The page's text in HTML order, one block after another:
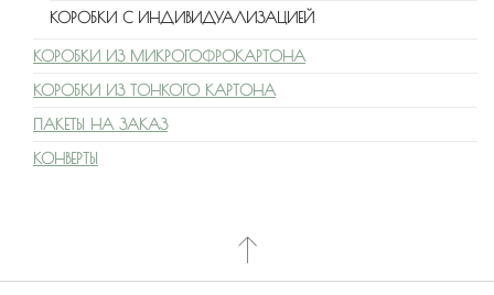
КОРОБКИ С ИНДИВИДУАЛИЗАЦИЕЙ
КОРОБКИ ИЗ МИКРОГОФРОКАРТОНА
КОРОБКИ ИЗ ТОНКОГО КАРТОНА
ПАКЕТЫ НА ЗАКАЗ
КОНВЕРТЫ